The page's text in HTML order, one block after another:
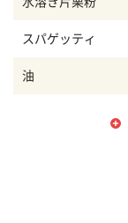
スパゲッティ
油